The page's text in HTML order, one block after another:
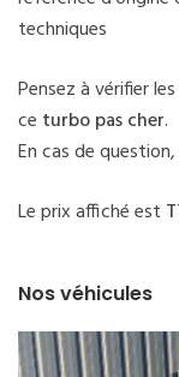
techniques
Pensez à vérifier
ce turbo pas cher.
En cas de
Le prix affiché est
Nos véhicules